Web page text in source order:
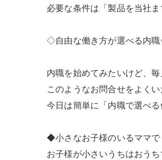
必要な条件は「製品を当社
◇自由な働き方が選べる内
内職を始めてみたいけど、
このようなお問合せをよくい
今日は簡単に「内職で選べ
◆小さなお子様のいるママ
お子様が小さいうちはおう